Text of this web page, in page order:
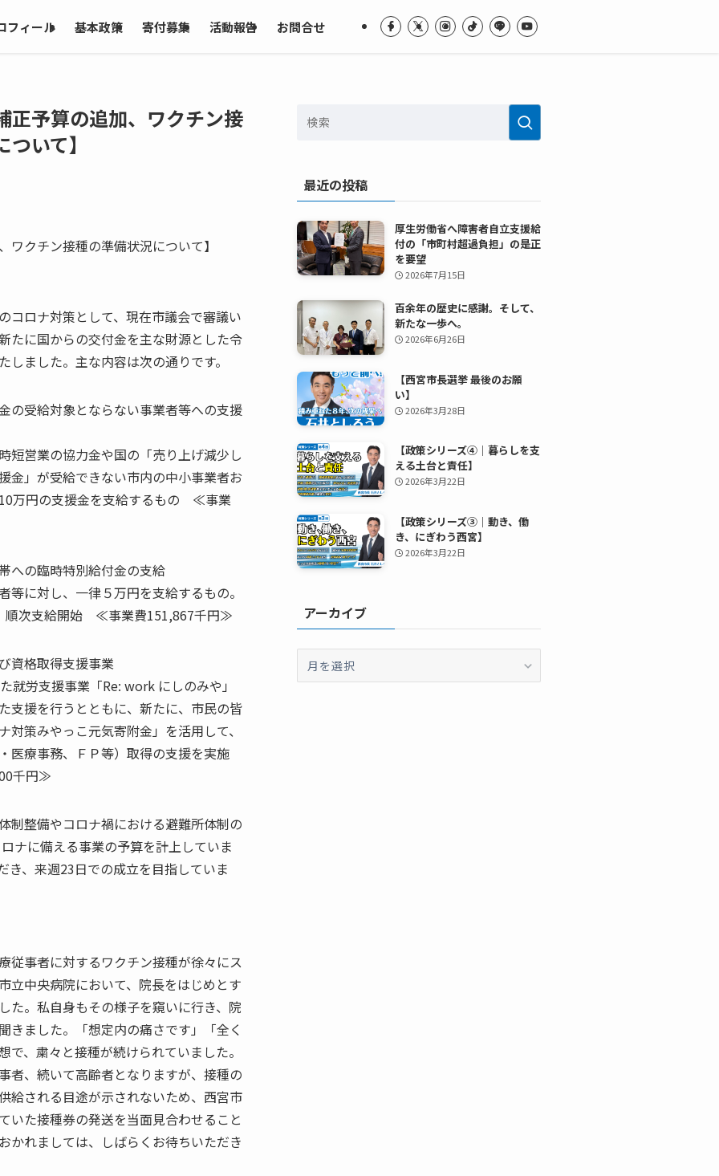
フィール 基本政策 寄付募集 活動報告 お問合せ
正予算の追加、ワクチン接
いて】
ワクチン接種の準備状況について】
コロナ対策として、現在市議会で審議い
たに国からの交付金を主な財源とした令
ました。主な内容は次の通りです。
の受給対象とならない事業者等への支援
短営業の協力金や国の「売り上げ減少し
金」が受給できない市内の中小事業者お
万円の支援金を支給するもの ≪事業
への臨時特別給付金の支給
等に対し、一律５万円を支給するもの。
順次支給開始 ≪事業費151,867千円≫
資格取得支援事業
就労支援事業「Re: work にしのみや」
支援を行うとともに、新たに、市民の皆
策みやっこ元気寄附金」を活用して、
医療事務、ＦＰ等）取得の支援を実施
千円≫
整備やコロナ禍における避難所体制の
ナに備える事業の予算を計上していま
き、来週23日での成立を目指していま
従事者に対するワクチン接種が徐々にス
立中央病院において、院長をはじめとす
た。私自身もその様子を窺いに行き、院
きました。「想定内の痛さです」「全く
、粛々と接種が続けられていました。
、続いて高齢者となりますが、接種の
給される目途が示されないため、西宮市
いた接種券の発送を当面見合わせること
かれましては、しばらくお待ちいただき
最近の投稿
厚生労働省へ障害者自立支援給
付の「市町村超過負担」の是正
を要望
2026年7月15日
百余年の歴史に感謝。そして、
新たな一歩へ。
2026年6月26日
【西宮市長選挙 最後のお願
い】
2026年3月28日
【政策シリーズ④｜暮らしを支
える土台と責任】
2026年3月22日
【政策シリーズ③｜動き、働
き、にぎわう西宮】
2026年3月22日
アーカイブ